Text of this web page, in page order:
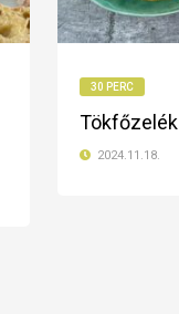
30 PERC
Tökfőzelék
2024.11.18.